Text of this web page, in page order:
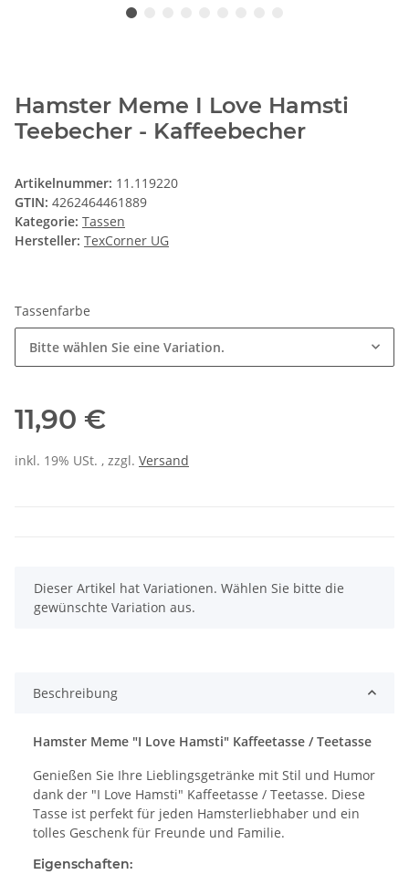
Hamster Meme I Love Hamsti
Teebecher - Kaffeebecher
Artikelnummer: 11.119220
GTIN: 4262464461889
Kategorie: Tassen
Hersteller: TexCorner UG
Tassenfarbe
Bitte wählen Sie eine Variation.
11,90 €
inkl. 19% USt. , zzgl. Versand
x
Dieser Artikel hat Variationen. Wählen Sie bitte die
gewünschte Variation aus.
Beschreibung
Hamster Meme "I Love Hamsti" Kaffeetasse / Teetasse
Genießen Sie Ihre Lieblingsgetränke mit Stil und Humor
dank der "I Love Hamsti" Kaffeetasse / Teetasse. Diese
Tasse ist perfekt für jeden Hamsterliebhaber und ein
tolles Geschenk für Freunde und Familie.
Eigenschaften: